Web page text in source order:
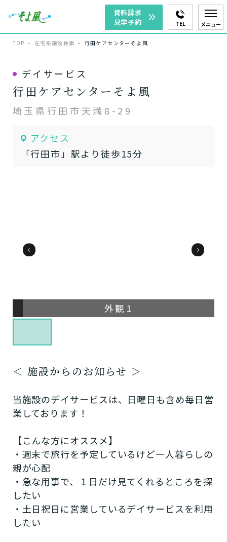
資料請求
見学予約
TEL メニュー
TOP 在宅系施設検索 行田ケアセンターそよ風
デイサービス
行田ケアセンターそよ風
埼玉県行田市天満8-29
アクセス
「行田市」駅より徒歩15分
外観1
＜ 施設からのお知らせ ＞
当施設のデイサービスは、日曜日も含め毎日営
業しております！
【こんな方にオススメ】
・週末で旅行を予定しているけど一人暮らしの
親が心配
・急な用事で、１日だけ見てくれるところを探
したい
・土日祝日に営業しているデイサービスを利用
したい